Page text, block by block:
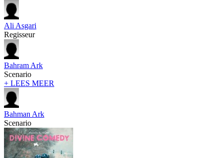
Ali Asgari
Regisseur
Bahram Ark
Scenario
+ LEES MEER
Bahman Ark
Scenario